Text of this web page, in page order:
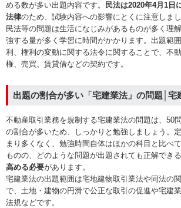
める数が多い出題内容です。
民法は2020年4月1日
法律のため、試験内容への影響にとくに注意しまし
民法等の問題は生活になじみがあるものが多く理
強する量が多く学習に時間がかかります。出題範
利、権利の変動に関する法令に関することで、不
権、売買、賃貸借などの契約です。
出題の割合が多い「宅建業法」の問題│宅
不動産取引業務を規制する宅建業法の問題は、50
の割合が多いため、しっかりと勉強しましょう。
まり多くなく、勉強時間自体はほかの科目と比べ
ものの、どのような問題が出題されても正解でき
高める必要があります。
宅建業法の出題範囲は宅地建物取引業法や同法の
で、土地・建物の円滑で公正な取引の促進や宅建
法規などです。